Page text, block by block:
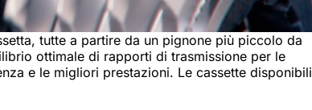
tutte a partire da un pignone più piccolo da
ottimale di rapporti di trasmissione per le
e le migliori prestazioni. Le cassette disponibili